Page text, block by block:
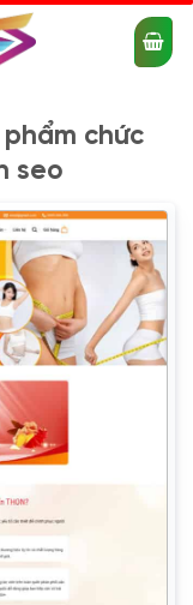
chức
seo